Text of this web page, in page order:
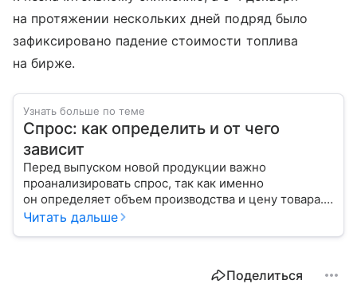
на протяжении нескольких дней подряд было
зафиксировано падение стоимости топлива
на бирже.
Узнать больше по теме
Спрос: как определить и от чего
зависит
Перед выпуском новой продукции важно
проанализировать спрос, так как именно
он определяет объем производства и цену товара.
С помощью эксперта расскажем, как рассчитать
Читать дальше
Поделиться